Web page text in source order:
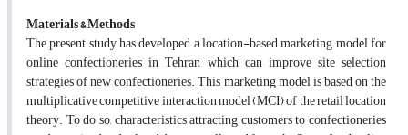
Materials & Methods
The present study has developed a location-based marketing model for
online confectioneries in Tehran which can improve site selection
strategies of new confectioneries. This marketing model is based on the
multiplicative competitive interaction model (MCI) of the retail location
theory. To do so, characteristics attracting customers to confectioneries